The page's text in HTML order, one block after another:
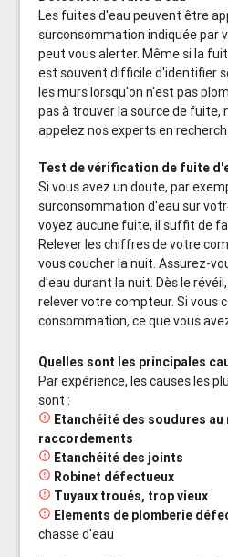
Les fuites d'eau peuvent être
surconsommation indiquée par
peut vous alerter. Même si la
est souvent difficile d'identifier
les murs lorsqu'on n'est pas
pas à trouver la source de fuite,
appelez nos experts en
Test de vérification de fuite
Si vous avez un doute, par
surconsommation d'eau sur
voyez aucune fuite, il suffit de
Relever les chiffres de votre
vous coucher la nuit. Assurez-
d'eau durant la nuit. Dès le
relever votre compteur. Si vous
consommation, ce que vous
Quelles sont les principales
Par expérience, les causes les
sont :
 Etanchéité des soudures au
raccordements
 Etanchéité des joints
 Robinet défectueux
 Tuyaux troués, trop vieux
 Elements de plomberie
chasse d'eau